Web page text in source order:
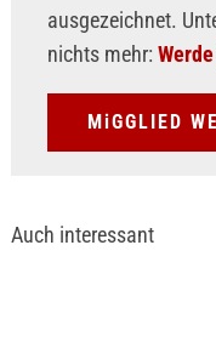
ausgezeichnet.
nichts mehr:
MiGGLIED
Auch interessant